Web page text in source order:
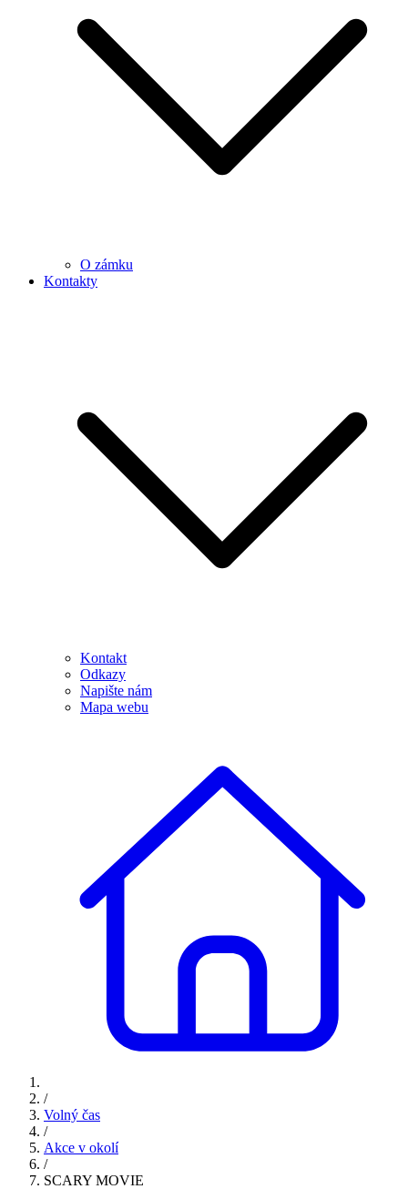
O zámku
Kontakty
Kontakt
Odkazy
Napište nám
Mapa webu
/
Volný čas
/
Akce v okolí
/
SCARY MOVIE